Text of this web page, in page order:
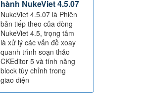
hành NukeViet 4.5.07
NukeViet 4.5.07 là Phiên
bản tiếp theo của dòng
NukeViet 4.5, trọng tâm
là xử lý các vấn đề xoay
quanh trình soạn thảo
CKEditor 5 và tính năng
block tùy chỉnh trong
giao diện